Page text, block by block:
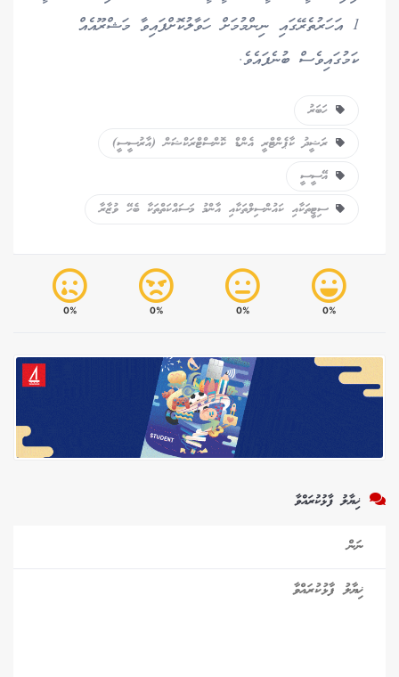
1 އަހަރުތެރޭގައި ނިންމުމަށް ހަވާލުކޮށްފައިވާ މަޝްރޫއެއް
ކަމުގައިވެސް ބުނެފައެވެ.
ހަބަރު
ރަޝީދު ކާޕެންޓްރީ އެންޑް ކޮންސްޓްރަކްޝަން (އާރުސީސީ)
އޭސީސީ
ސިޓީތަކާއި ކައުންސިލްތަކާއި އާންމު މަސައްކަތްތަކާ ބެހޭ ވުޒާރާ
0%
0%
0%
0%
ޚިޔާލު ފާޅުކުރައްވާ